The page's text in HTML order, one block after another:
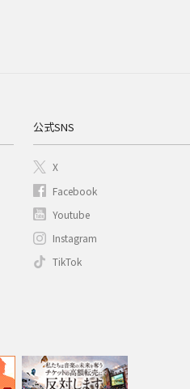
公式SNS
X
Facebook
Youtube
Instagram
TikTok